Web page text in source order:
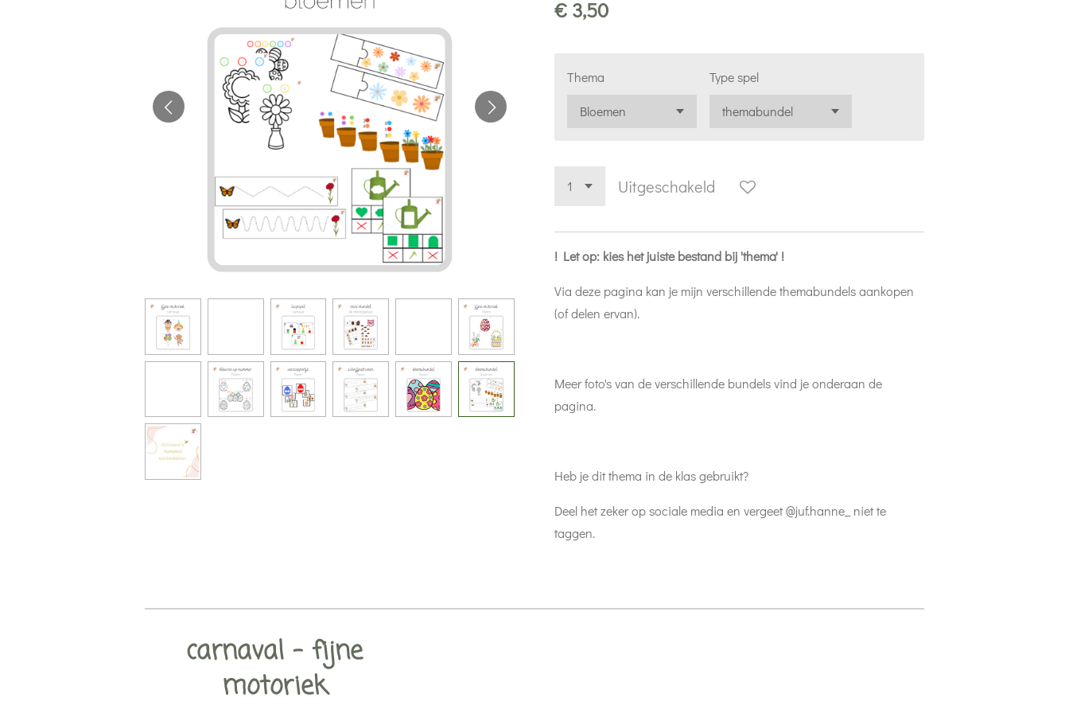
€ 3,50
Thema Type spel
Uitgeschakeld
! Let op: kies het juiste bestand bij 'thema' !
Via deze pagina kan je mijn verschillende themabundels aankopen
(of delen ervan).
Meer foto's van de verschillende bundels vind je onderaan de
pagina.
Heb je dit thema in de klas gebruikt?
Deel het zeker op sociale media en vergeet @juf.hanne_ niet te
taggen.
carnaval - fijne
motoriek